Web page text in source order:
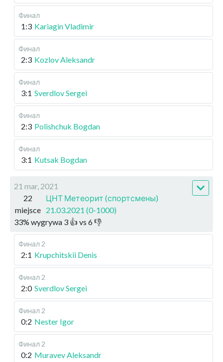
Финал
1:3 Kariagin Vladimir
Финал
2:3 Kozlov Aleksandr
Финал
3:1 Sverdlov Sergei
Финал
2:3 Polishchuk Bogdan
Финал
3:1 Kutsak Bogdan
21 mar, 2021
22
miejsce
ЦНТ Метеорит (спортсмены)
21.03.2021 (0-1000)
33% wygrywa 3 👍 vs 6👎
Финал 2
2:1 Krupchitskii Denis
Финал 2
2:0 Sverdlov Sergei
Финал 2
0:2 Nester Igor
Финал 2
0:2 Muravev Aleksandr